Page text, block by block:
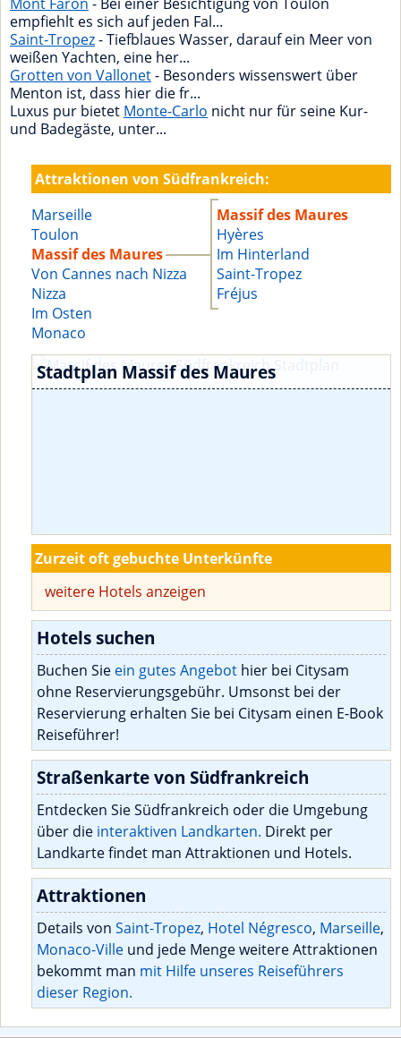
empfiehlt es sich auf jeden Fal...
Saint-Tropez- Tiefblaues Wasser, darauf ein Meer von
weißen Yachten, eine her...
Grotten von Vallonet- Besonders wissenswert über
Menton ist, dass hier die fr...
Luxus pur bietet Monte-Carlo nicht nur für seine Kur-
und Badegäste, unter...
Attraktionen von Südfrankreich:
Marseille
Toulon
Massif des Maures
Von Cannes nach Nizza
Nizza
Im Osten
Monaco
Massif des Maures
Hyères
Im Hinterland
Saint-Tropez
Fréjus
Stadtplan Massif des Maures
Zurzeit oft gebuchte Unterkünfte
weitere Hotels anzeigen
Hotels suchen
Buchen Sie ein gutes Angebot hier bei Citysam
ohne Reservierungsgebühr. Umsonst bei der
Reservierung erhalten Sie bei Citysam einen E-Book
Reiseführer!
Straßenkarte von Südfrankreich
Entdecken Sie Südfrankreich oder die Umgebung
über die interaktiven Landkarten. Direkt per
Landkarte findet man Attraktionen und Hotels.
Attraktionen
Details von Saint-Tropez, Hotel Négresco, Marseille,
Monaco-Ville und jede Menge weitere Attraktionen
bekommt man mit Hilfe unseres Reiseführers
dieser Region.